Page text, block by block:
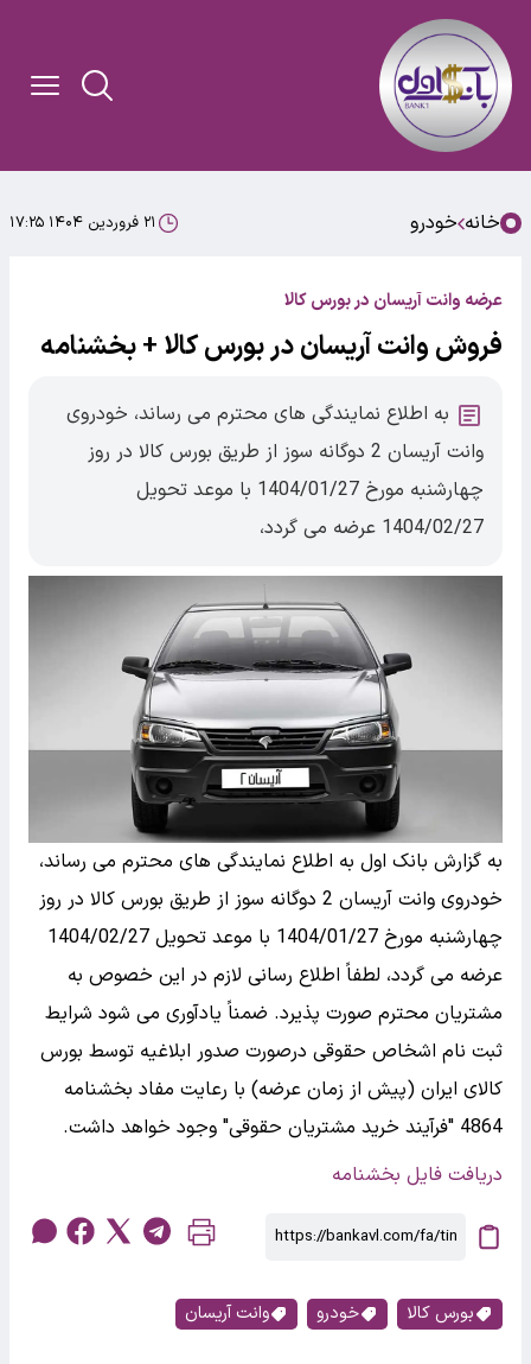
خانه خودرو ۲۱ فروردین ۱۴۰۴ ۱۷:۲۵
عرضه وانت آریسان در بورس کالا
فروش وانت آریسان در بورس کالا + بخشنامه
به اطلاع نمایندگی های محترم می رساند، خودروی
وانت آریسان 2 دوگانه سوز از طریق بورس کالا در روز
چهارشنبه مورخ 1404/01/27 با موعد تحویل
1404/02/27 عرضه می گردد،
به گزارش بانک اول به اطلاع نمایندگی های محترم می رساند،
خودروی وانت آریسان 2 دوگانه سوز از طریق بورس کالا در روز
چهارشنبه مورخ 1404/01/27 با موعد تحویل 1404/02/27
عرضه می گردد، لطفاً اطلاع رسانی لازم در این خصوص به
مشتریان محترم صورت پذیرد. ضمناً یادآوری می شود شرایط
ثبت نام اشخاص حقوقی درصورت صدور ابلاغیه توسط بورس
کالای ایران (پیش از زمان عرضه) با رعایت مفاد بخشنامه
4864 "فرآیند خرید مشتریان حقوقی" وجود خواهد داشت.
دریافت فایل بخشنامه
بورس کالا خودرو وانت آریسان